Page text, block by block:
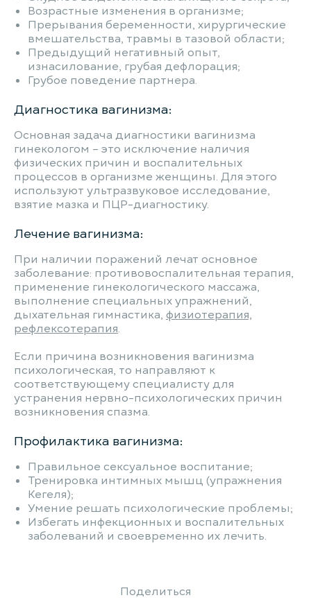
Возрастные изменения в организме;
Прерывания беременности, хирургические
вмешательства, травмы в тазовой области;
Предыдущий негативный опыт,
изнасилование, грубая дефлорация;
Грубое поведение партнера.
Диагностика вагинизма:
Основная задача диагностики вагинизма
гинекологом – это исключение наличия
физических причин и воспалительных
процессов в организме женщины. Для этого
используют ультразвуковое исследование,
взятие мазка и ПЦР-диагностику.
Лечение вагинизма:
При наличии поражений лечат основное
заболевание: противовоспалительная терапия,
применение гинекологического массажа,
выполнение специальных упражнений,
дыхательная гимнастика, физиотерапия,
рефлексотерапия.
Если причина возникновения вагинизма
психологическая, то направляют к
соответствующему специалисту для
устранения нервно-психологических причин
возникновения спазма.
Профилактика вагинизма:
Правильное сексуальное воспитание;
Тренировка интимных мышц (упражнения
Кегеля);
Умение решать психологические проблемы;
Избегать инфекционных и воспалительных
заболеваний и своевременно их лечить.
Поделиться